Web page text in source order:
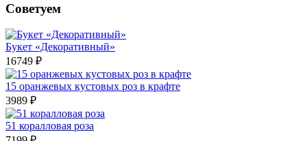
Советуем
Букет «Декоративный»
16749 ₽
15 оранжевых кустовых роз в крафте
3989 ₽
51 коралловая роза